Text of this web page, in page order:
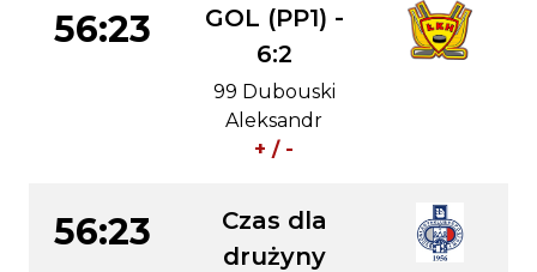
56:23
GOL (PP1) -
6:2
99 Dubouski
Aleksandr
+ / -
56:23
Czas dla
drużyny